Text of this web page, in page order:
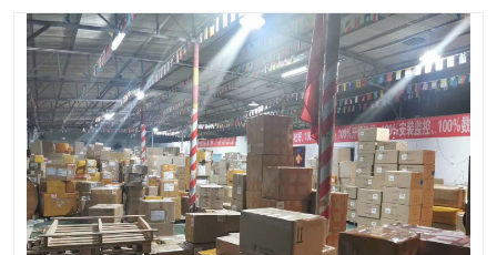
俄罗斯快递 巴西快递
深圳DHL国际快递 伊朗快递
UPS国际快递 深圳国际快递公司
深圳国际物流公司 深圳国际快递电话
DHL国际快递电话 深圳国际快递